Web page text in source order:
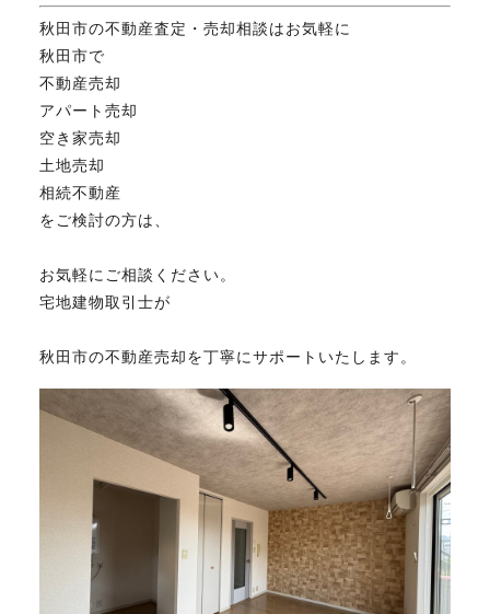
秋田市の不動産査定・売却相談はお気軽に
秋田市で
不動産売却
アパート売却
空き家売却
土地売却
相続不動産
をご検討の方は、
お気軽にご相談ください。
宅地建物取引士が
秋田市の不動産売却を丁寧にサポートいたします。